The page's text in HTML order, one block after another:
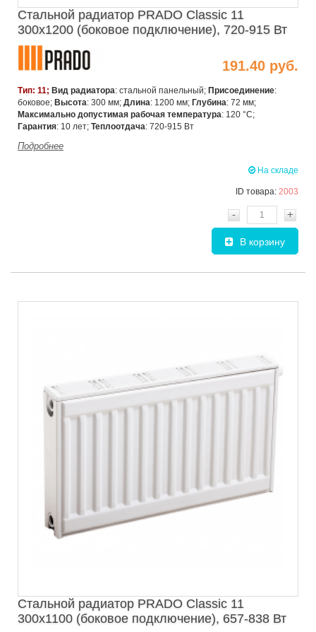
Стальной радиатор PRADO Classic 11
300х1200 (боковое подключение), 720-915 Вт
191.40 руб.
Тип: 11; Вид радиатора: стальной панельный; Присоединение:
боковое; Высота: 300 мм; Длина: 1200 мм; Глубина: 72 мм;
Максимально допустимая рабочая температура: 120 °C;
Гарантия: 10 лет; Теплоотдача: 720-915 Вт
Подробнее
На складе
ID товара: 2003
- +
В корзину
Стальной радиатор PRADO Classic 11
300х1100 (боковое подключение), 657-838 Вт